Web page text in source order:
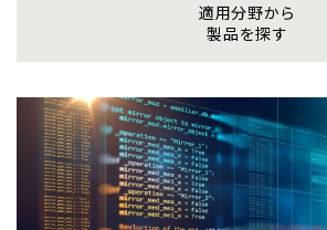
株主総会
電子公告
決算公告
IRお問合せ
適用分野から
製品を探す